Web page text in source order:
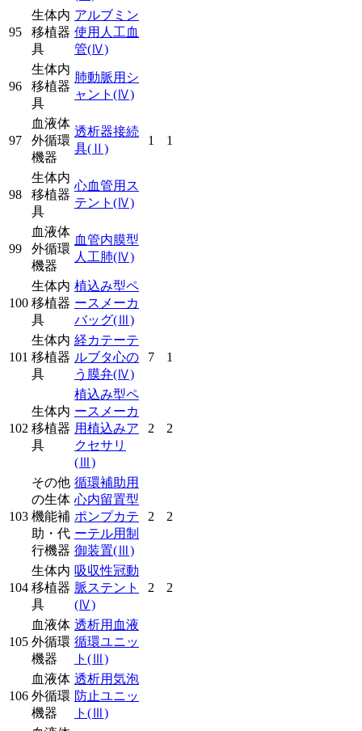
95
生体内
移植器
具
アルブミン
使用人工血
管(Ⅳ)
96
生体内
移植器
具
肺動脈用シ
ャント (Ⅳ)
97
血液体
外循環
機器
透析器接続
具(Ⅱ)
1 1
98
生体内
移植器
具
心血管用ス
テント (Ⅳ)
99
血液体
外循環
機器
血管内膜型
人工肺(Ⅳ)
100
生体内
移植器
具
植込み型ペ
ースメーカ
バッグ(Ⅲ)
101
生体内
移植器
具
経カテーテ
ルブタ心の
う膜弁(Ⅳ)
7 1
102
生体内
移植器
具
植込み型ペ
ースメーカ
用植込みア
クセサリ
(Ⅲ)
2 2
103
その他
の生体
機能補
助・代
行機器
循環補助用
心内留置型
ポンプカテ
ーテル用制
御装置(Ⅲ)
2 2
104
生体内
移植器
具
吸収性冠動
脈ステント
(Ⅳ)
2 2
105
血液体
外循環
機器
透析用血液
循環ユニッ
ト (Ⅲ)
106
血液体
外循環
機器
透析用気泡
防止ユニッ
ト (Ⅲ)